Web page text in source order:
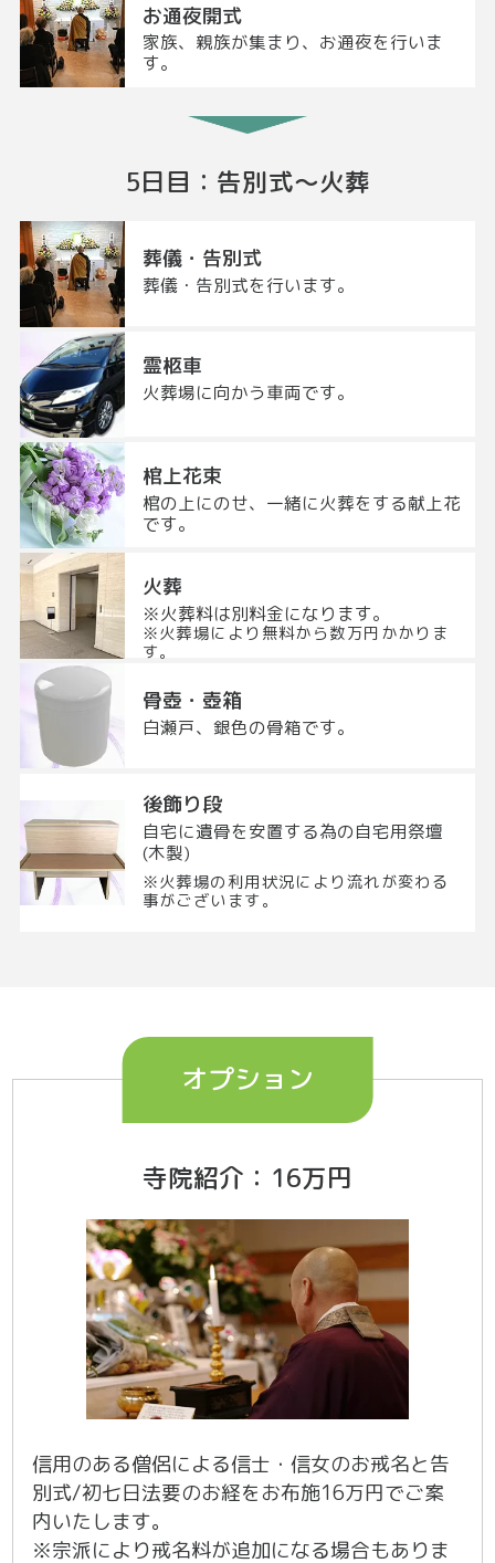
お通夜開式
家族、親族が集まり、お通夜を行いま
す。
5日目 ： 告別式～火葬
葬儀・告別式
葬儀・告別式を行います。
霊柩車
火葬場に向かう車両です。
棺上花束
棺の上にのせ、一緒に火葬をする献上花
です。
火葬
※火葬料は別料金になります。
※火葬場により無料から数万円かかりま
す。
骨壺・壺箱
白瀬戸、銀色の骨箱です。
後飾り段
自宅に遺骨を安置する為の自宅用祭壇
(木製)
※火葬場の利用状況により流れが変わる
事がございます。
オプション
寺院紹介：16万円
信用のある僧侶による信士・信女のお戒名と告
別式/初七日法要のお経をお布施16万円でご案
内いたします。
※宗派により戒名料が追加になる場合もありま